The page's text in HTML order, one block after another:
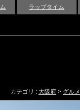
ラップタイム
カテゴリ : 大阪府 > グルメ